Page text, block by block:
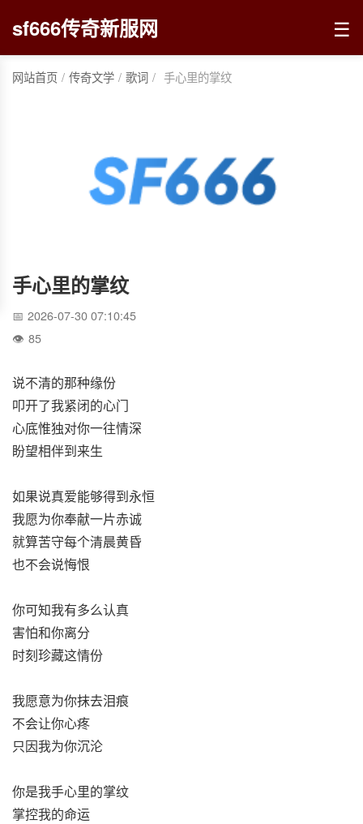
sf666传奇新服网 ☰
网站首页 / 传奇文学 / 歌词 / 手心里的掌纹
手心里的掌纹
2026-07-30 07:10:45
85
说不清的那种缘份
叩开了我紧闭的心门
心底惟独对你一往情深
盼望相伴到来生
如果说真爱能够得到永恒
我愿为你奉献一片赤诚
就算苦守每个清晨黄昏
也不会说悔恨
你可知我有多么认真
害怕和你离分
时刻珍藏这情份
我愿意为你抹去泪痕
不会让你心疼
只因我为你沉沦
你是我手心里的掌纹
掌控我的命运